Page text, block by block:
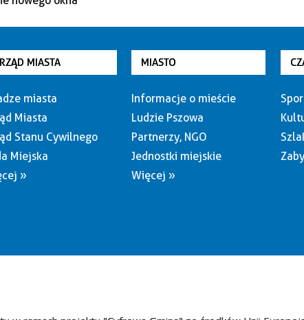
MIASTA
miasta
Miasta
Stanu Cywilnego
Miejska
»
MIASTO
Informacje o mieście
Ludzie Pszowa
Partnerzy, NGO
Jednostki miejskie
Więcej »